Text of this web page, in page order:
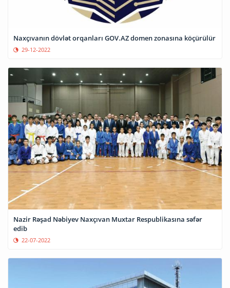
Naxçıvanın dövlət orqanları GOV.AZ domen zonasına köçürülür
29-12-2022
Nazir Rəşad Nəbiyev Naxçıvan Muxtar Respublikasına səfər
edib
22-07-2022